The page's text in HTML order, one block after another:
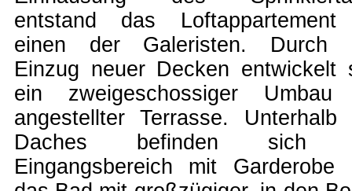
entstand das
einen der Galeristen. Durch
Einzug neuer Decken entwickelt
ein zweigeschossiger Umbau
angestellter Terrasse. Unterhalb
Daches befinden sich
Eingangsbereich mit Garderobe